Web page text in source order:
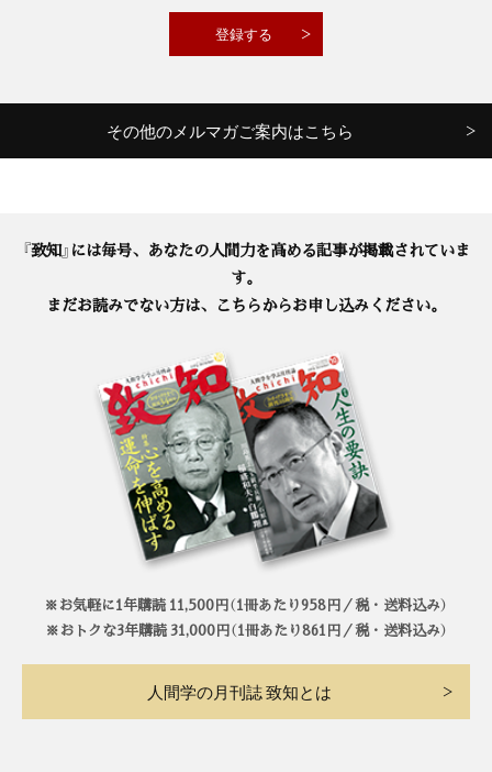
その他のメルマガご案内はこちら
『致知』には毎号、あなたの人間力を高める記事が掲載されていま
す。
まだお読みでない方は、こちらからお申し込みください。
※お気軽に1年購読 11,500円（1冊あたり958円／税・送料込み）
※おトクな3年購読 31,000円（1冊あたり861円／税・送料込み）
人間学の月刊誌 致知とは